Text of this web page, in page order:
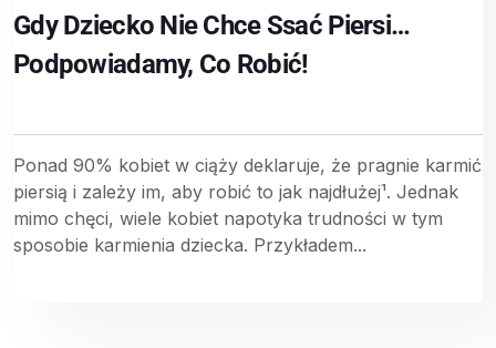
Gdy Dziecko Nie Chce Ssać Piersi…
Podpowiadamy, Co Robić!
Ponad 90% kobiet w ciąży deklaruje, że pragnie karmić
piersią i zależy im, aby robić to jak najdłużej¹. Jednak
mimo chęci, wiele kobiet napotyka trudności w tym
sposobie karmienia dziecka. Przykładem...